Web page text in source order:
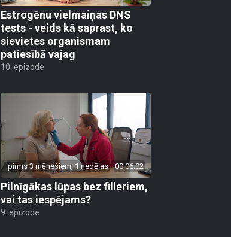
Estrogēnu vielmaiņas DNS
tests - veids kā saprast, ko
sievietes organismam
patiesībā vajag
10. epizode
pirms 3 mēnešiem, 1 nedēļas 00:06:02
Pilnīgākas lūpas bez filleriem,
vai tas iespējams?
9. epizode